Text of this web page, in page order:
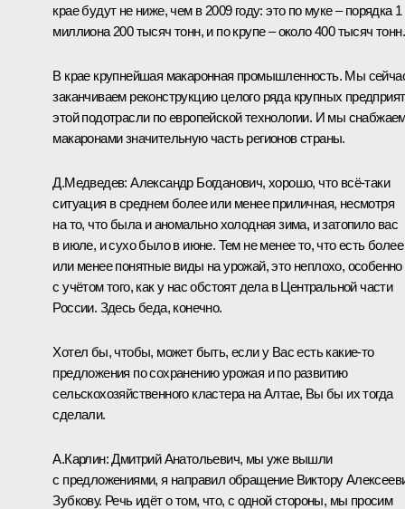
крае будут не ниже, чем в 2009 году: это по муке – порядка 1
миллиона 200 тысяч тонн, и по крупе – около 400 тысяч тонн.
В крае крупнейшая макаронная промышленность. Мы
заканчиваем реконструкцию целого ряда крупных
этой подотрасли по европейской технологии. И мы
макаронами значительную часть регионов страны.
Д.Медведев: Александр Богданович, хорошо, что всё‑таки
ситуация в среднем более или менее приличная, несмотря
на то, что была и аномально холодная зима, и затопило вас
в июле, и сухо было в июне. Тем не менее то, что есть более
или менее понятные виды на урожай, это неплохо, особенно
с учётом того, как у нас обстоят дела в Центральной части
России. Здесь беда, конечно.
Хотел бы, чтобы, может быть, если у Вас есть какие‑то
предложения по сохранению урожая и по развитию
сельскохозяйственного кластера на Алтае, Вы бы их тогда
сделали.
А.Карлин:Дмитрий Анатольевич, мы уже вышли
с предложениями, я направил обращение Виктору
Зубкову. Речь идёт о том, что, с одной стороны, мы просим